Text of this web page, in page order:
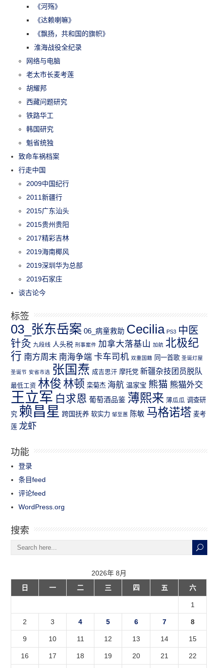
《河殇》
《达赖喇嘛》
《飘扬，共和国的旗帜》
淮海战役全纪录
网络与电脑
老太市长麦考莲
胡耀邦
西藏问题研究
铁路华工
韩国研究
魁省统独
致命车祸档案
行走中国
2009中国纪行
2011新疆行
2015广东汕头
2015贵州贵阳
2017精彩吉林
2019海南椰风
2019深圳华为总部
2019石家庄
谈古论今
标签
03_张东岳案 06_病童救助 Cecilia PS3 中医
针灸 九段线 人头税 刑事案件 加拿大落基山 加航 北极纪
行 南方周末 南海争端 卡车司机 双重国籍 同一首歌 圣诞灯屋
圣诞节 安省市选 张国焘 成吉思汗 摩托党 新疆杂技团员脱队
最低工资 林俊 林顿 栾菊杰 海航 温家宝 熊猫 熊猫外交
王立军 白求恩 葡萄酒品鉴 薄熙来 薄瓜瓜 调查研
究 赖昌星 跨国抚养 软实力 邹至蕙 陈敏 马格诺塔 麦考
莲 龙虾
功能
登录
条目feed
评论feed
WordPress.org
搜索
2026年 8月
日
一 二 三 四 五 六
1
2 3 4 5 6 7 8
9 10 11 12 13 14 15
16 17 18 19 20 21 22